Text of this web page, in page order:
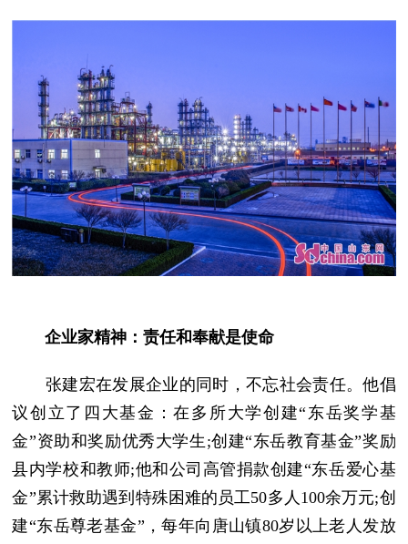
企业家精神：责任和奉献是使命
张建宏在发展企业的同时，不忘社会责任。他倡
议创立了四大基金：在多所大学创建“东岳奖学基
金”资助和奖励优秀大学生;创建“东岳教育基金”奖励
县内学校和教师;他和公司高管捐款创建“东岳爱心基
金”累计救助遇到特殊困难的员工50多人100余万元;创
建“东岳尊老基金”，每年向唐山镇80岁以上老人发放